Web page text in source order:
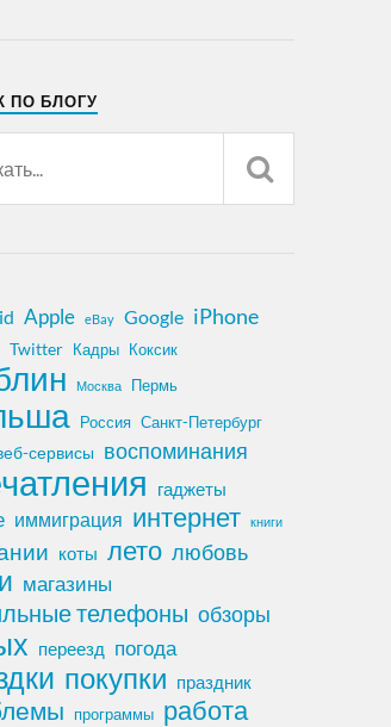
ПО БЛОГУ
Apple eBay Google iPhone
Twitter Кадры Коксик
Москва Пермь
Россия Санкт-Петербург
сервисы воспоминания
гаджеты
иммиграция интернет книги
коты лето любовь
магазины
телефоны обзоры
переезд погода
покупки праздник
программы работа